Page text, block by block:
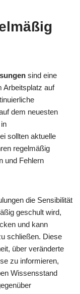
sind eine
Arbeitsplatz auf
dem neuesten
sollten aktuelle
regelmäßig
und Fehlern
die Sensibilität
geschult wird,
und kann
schließen. Diese
über veränderte
zu informieren,
Wissensstand